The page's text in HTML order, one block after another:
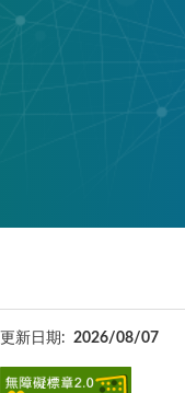
更新日期: 2026/08/07